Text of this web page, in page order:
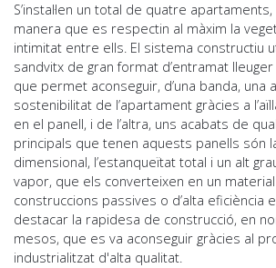
S’instal·len un total de quatre
manera que es respectin al màxim la
intimitat entre ells. El sistema constructiu
sandvitx de gran format d’entramat
que permet aconseguir, d’una banda, una
sostenibilitat de l’apartament gràcies a
en el panell, i de l’altra, uns acabats de
principals que tenen aquests panells són
dimensional, l’estanqueïtat total i un alt
vapor, que els converteixen en un
construccions passives o d’alta eficiència
destacar la rapidesa de construcció, en
mesos, que es va aconseguir gràcies al
industrialitzat d'alta qualitat.